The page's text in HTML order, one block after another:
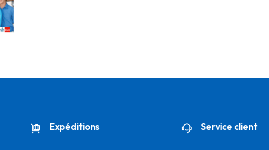
Expéditions Service client